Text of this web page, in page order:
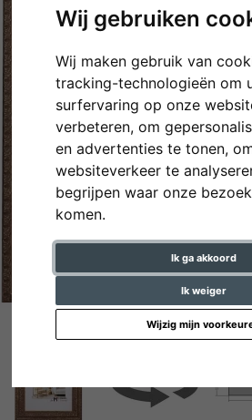
Wij gebruiken
Wij maken gebruik van
tracking-technologieën om
surfervaring op onze
verbeteren, om
en advertenties te tonen,
websiteverkeer te
begrijpen waar onze
komen.
Ik ga akkoord
Ik weiger
Wijzig mijn
Terug